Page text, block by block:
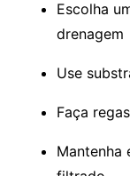
Escolha
drenagem
Use
Faça
Mantenha